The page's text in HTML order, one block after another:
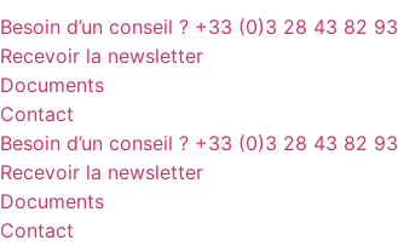
Besoin d’un conseil ? +33 (0)3 28 43 82 93
Recevoir la newsletter
Documents
Contact
Besoin d’un conseil ? +33 (0)3 28 43 82 93
Recevoir la newsletter
Documents
Contact